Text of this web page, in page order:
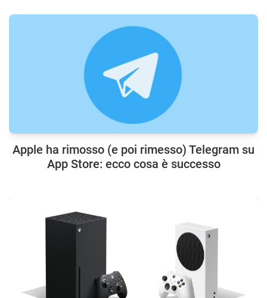
Apple ha rimosso (e poi rimesso) Telegram su
App Store: ecco cosa è successo